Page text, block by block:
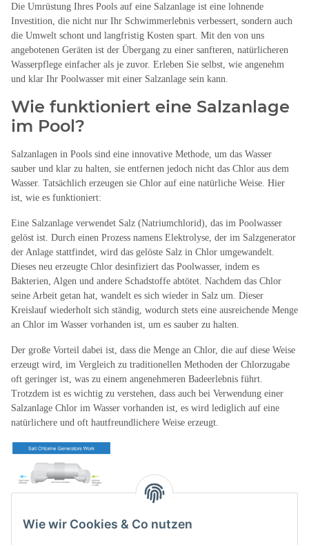
Wie wir Cookies & Co nutzen
Die Umrüstung Ihres Pools auf eine Salzanlage ist eine lohnende
Investition, die nicht nur Ihr Schwimmerlebnis verbessert, sondern auch
die Umwelt schont und langfristig Kosten spart. Mit den von uns
angebotenen Geräten ist der Übergang zu einer sanfteren, natürlicheren
Wasserpflege einfacher als je zuvor. Erleben Sie selbst, wie angenehm
und klar Ihr Poolwasser mit einer Salzanlage sein kann.
Wie funktioniert eine Salzanlage
im Pool?
Salzanlagen in Pools sind eine innovative Methode, um das Wasser
sauber und klar zu halten, sie entfernen jedoch nicht das Chlor aus dem
Wasser. Tatsächlich erzeugen sie Chlor auf eine natürliche Weise. Hier
ist, wie es funktioniert:
Eine Salzanlage verwendet Salz (Natriumchlorid), das im Poolwasser
gelöst ist. Durch einen Prozess namens Elektrolyse, der im Salzgenerator
der Anlage stattfindet, wird das gelöste Salz in Chlor umgewandelt.
Dieses neu erzeugte Chlor desinfiziert das Poolwasser, indem es
Bakterien, Algen und andere Schadstoffe abtötet. Nachdem das Chlor
seine Arbeit getan hat, wandelt es sich wieder in Salz um. Dieser
Kreislauf wiederholt sich ständig, wodurch stets eine ausreichende Menge
an Chlor im Wasser vorhanden ist, um es sauber zu halten.
Der große Vorteil dabei ist, dass die Menge an Chlor, die auf diese Weise
erzeugt wird, im Vergleich zu traditionellen Methoden der Chlorzugabe
oft geringer ist, was zu einem angenehmeren Badeerlebnis führt.
Trotzdem ist es wichtig zu verstehen, dass auch bei Verwendung einer
Salzanlage Chlor im Wasser vorhanden ist, es wird lediglich auf eine
natürlichere und oft hautfreundlichere Weise erzeugt.